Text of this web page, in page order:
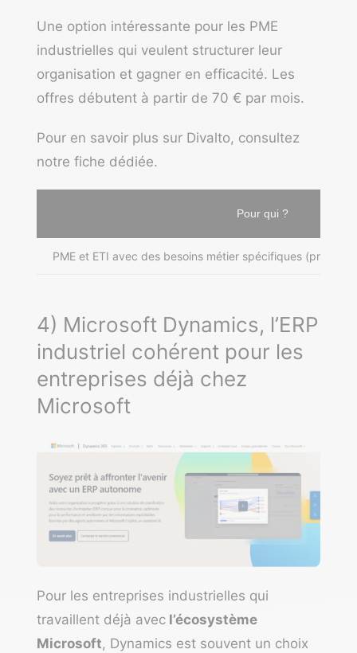
Une option intéressante pour les PME
industrielles qui veulent structurer leur
organisation et gagner en efficacité. Les
offres débutent à partir de 70 € par mois.
Pour en savoir plus sur Divalto, consultez
notre fiche dédiée.
Pour qui ?
PME et ETI avec des besoins métier spécifiques
4) Microsoft Dynamics, l’ERP
industriel cohérent pour les
entreprises déjà chez
Microsoft
Pour les entreprises industrielles qui
travaillent déjà avec l’écosystème
Microsoft, Dynamics est souvent un choix